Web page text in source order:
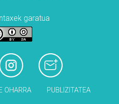
garatua
OHARRA PUBLIZITATEA